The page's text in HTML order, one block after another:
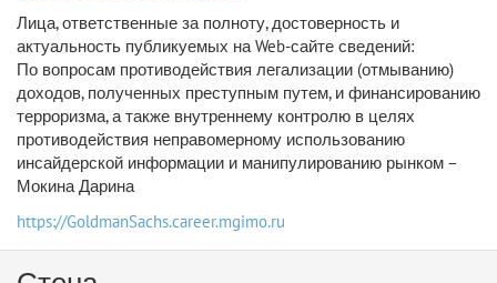
Лица, ответственные за полноту, достоверность и
актуальность публикуемых на Web-сайте сведений:
По вопросам противодействия легализации (отмыванию)
доходов, полученных преступным путем, и финансированию
терроризма, а также внутреннему контролю в целях
противодействия неправомерному использованию
инсайдерской информации и манипулированию рынком –
Мокина Дарина
https://GoldmanSachs.career.mgimo.ru